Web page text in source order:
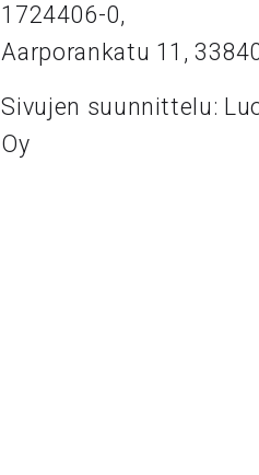
1724406-0,
Aarporankatu 11,
Sivujen suunnittelu:
Oy